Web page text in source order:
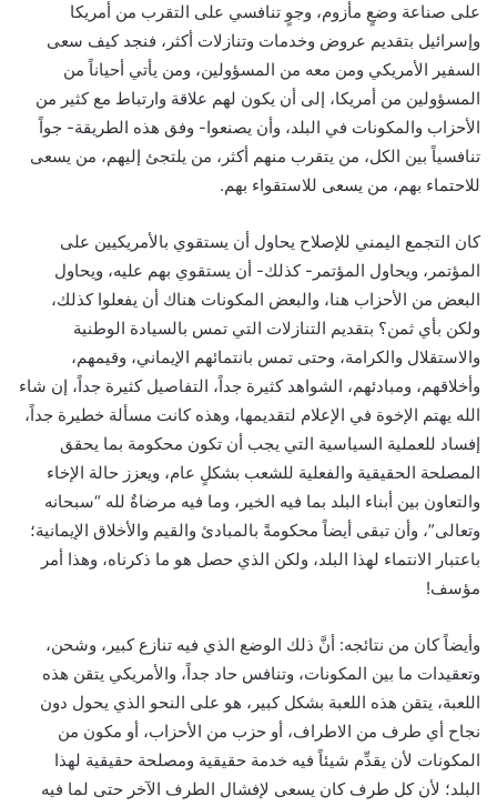
على صناعة وضعٍ مأزوم، وجوٍ تنافسي على التقرب من أمريكا
وإسرائيل بتقديم عروض وخدمات وتنازلات أكثر، فنجد كيف سعى
السفير الأمريكي ومن معه من المسؤولين، ومن يأتي أحياناً من
المسؤولين من أمريكا، إلى أن يكون لهم علاقة وارتباط مع كثير من
الأحزاب والمكونات في البلد، وأن يصنعوا- وفق هذه الطريقة- جواً
تنافسياً بين الكل، من يتقرب منهم أكثر، من يلتجئ إليهم، من يسعى
للاحتماء بهم، من يسعى للاستقواء بهم.
كان التجمع اليمني للإصلاح يحاول أن يستقوي بالأمريكيين على
المؤتمر، ويحاول المؤتمر- كذلك- أن يستقوي بهم عليه، ويحاول
البعض من الأحزاب هنا، والبعض المكونات هناك أن يفعلوا كذلك،
ولكن بأي ثمن؟ بتقديم التنازلات التي تمس بالسيادة الوطنية
والاستقلال والكرامة، وحتى تمس بانتمائهم الإيماني، وقيمهم،
وأخلاقهم، ومبادئهم، الشواهد كثيرة جداً، التفاصيل كثيرة جداً، إن شاء
الله يهتم الإخوة في الإعلام لتقديمها، وهذه كانت مسألة خطيرة جداً،
إفساد للعملية السياسية التي يجب أن تكون محكومة بما يحقق
المصلحة الحقيقية والفعلية للشعب بشكلٍ عام، ويعزز حالة الإخاء
والتعاون بين أبناء البلد بما فيه الخير، وما فيه مرضاةٌ لله “سبحانه
وتعالى”، وأن تبقى أيضاً محكومةً بالمبادئ والقيم والأخلاق الإيمانية؛
باعتبار الانتماء لهذا البلد، ولكن الذي حصل هو ما ذكرناه، وهذا أمر
مؤسف!
وأيضاً كان من نتائجه: أنَّ ذلك الوضع الذي فيه تنازع كبير، وشحن،
وتعقيدات ما بين المكونات، وتنافس حاد جداً، والأمريكي يتقن هذه
اللعبة، يتقن هذه اللعبة بشكل كبير، هو على النحو الذي يحول دون
نجاح أي طرف من الاطراف، أو حزب من الأحزاب، أو مكون من
المكونات لأن يقدِّم شيئاً فيه خدمة حقيقية ومصلحة حقيقية لهذا
البلد؛ لأن كل طرف كان يسعى لإفشال الطرف الآخر حتى لما فيه